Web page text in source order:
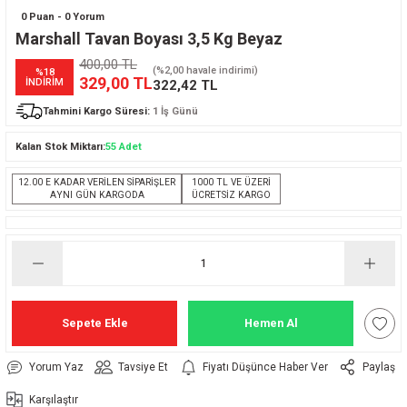
0 Puan - 0 Yorum
Marshall Tavan Boyası 3,5 Kg Beyaz
%18
İNDİRİM
400,00 TL
329,00 TL
(%2,00 havale indirimi)
322,42 TL
Tahmini Kargo Süresi: 1 İş Günü
Kalan Stok Miktarı:55 Adet
12.00 E KADAR VERİLEN SİPARİŞLER
AYNI GÜN KARGODA
1000 TL VE ÜZERİ
ÜCRETSİZ KARGO
Sepete Ekle Hemen Al
Yorum Yaz Tavsiye Et Fiyatı Düşünce Haber Ver Paylaş
Karşılaştır